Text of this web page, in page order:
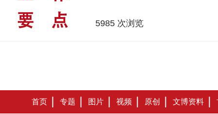
5985 次浏览
首页 专题 图片 视频 原创 文博资料